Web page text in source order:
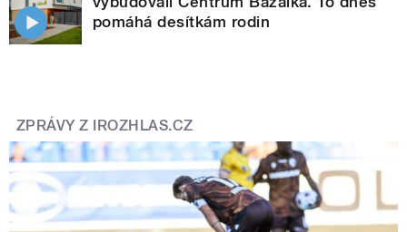
pomáhá desítkám rodin
ZPRÁVY Z IROZHLAS.CZ